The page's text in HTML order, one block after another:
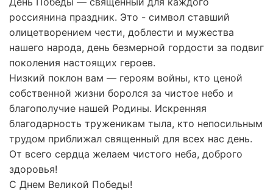
россиянина праздник. Это - символ ставший
олицетворением чести, доблести и мужества
нашего народа, день безмерной гордости за подвиг
поколения настоящих героев.
Низкий поклон вам — героям войны, кто ценой
собственной жизни боролся за чистое небо и
благополучие нашей Родины. Искренняя
благодарность труженикам тыла, кто непосильным
трудом приближал священный для всех нас день.
От всего сердца желаем чистого неба, доброго
здоровья!
С Днем Великой Победы!